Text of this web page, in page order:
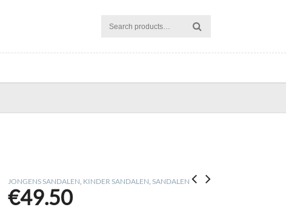
JONGENS SANDALEN, KINDER SANDALEN, SANDALEN
€49.50